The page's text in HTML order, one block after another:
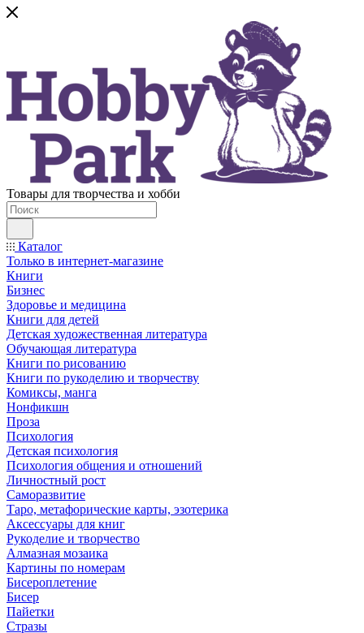
Товары для творчества и хобби
Каталог
Только в интернет-магазине
Книги
Бизнес
Здоровье и медицина
Книги для детей
Детская художественная литература
Обучающая литература
Книги по рисованию
Книги по рукоделию и творчеству
Комиксы, манга
Нонфикшн
Проза
Психология
Детская психология
Психология общения и отношений
Личностный рост
Саморазвитие
Таро, метафорические карты, эзотерика
Аксессуары для книг
Рукоделие и творчество
Алмазная мозаика
Картины по номерам
Бисероплетение
Бисер
Пайетки
Стразы